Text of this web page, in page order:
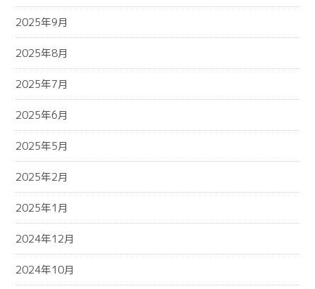
2025年9月
2025年8月
2025年7月
2025年6月
2025年5月
2025年2月
2025年1月
2024年12月
2024年10月